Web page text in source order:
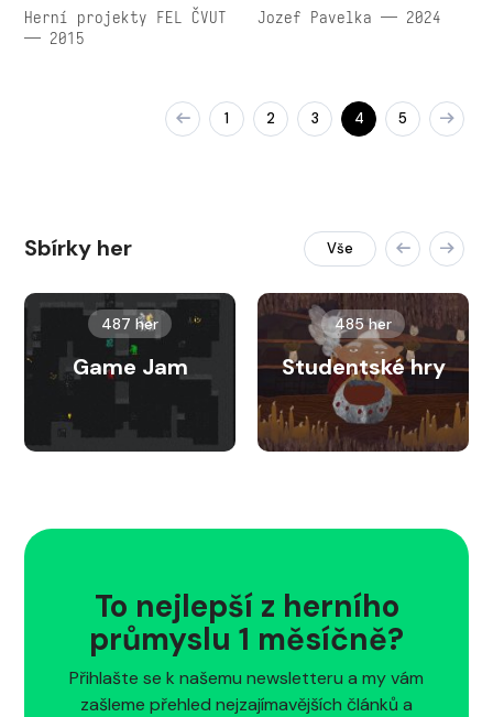
Herní projekty FEL ČVUT
— 2015
Jozef Pavelka — 2024
1 2 3 4 5
Sbírky her Vše
487 her
Game Jam
485 her
Studentské hry
To nejlepší z herního
průmyslu 1 měsíčně?
Přihlašte se k našemu newsletteru a my vám
zašleme přehled nejzajímavějších článků a